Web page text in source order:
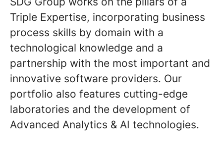
Triple Expertise, incorporating business
process skills by domain with a
technological knowledge and a
partnership with the most important and
innovative software providers. Our
portfolio also features cutting-edge
laboratories and the development of
Advanced Analytics & AI technologies.